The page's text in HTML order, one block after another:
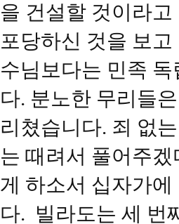
을 건설할 것이라
포당하신 것을 보
수님보다는 민족
다. 분노한 무리들
리쳤습니다. 죄 없
는 때려서 풀어주
게 하소서 십자가
다. 빌라도는 세 번